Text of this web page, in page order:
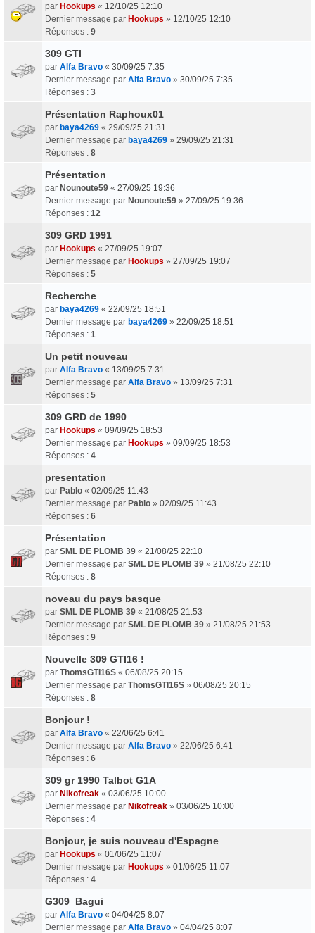
par Hookups « 12/10/25 12:10
Dernier message par Hookups » 12/10/25 12:10
Réponses : 9
309 GTI
par Alfa Bravo « 30/09/25 7:35
Dernier message par Alfa Bravo » 30/09/25 7:35
Réponses : 3
Présentation Raphoux01
par baya4269 « 29/09/25 21:31
Dernier message par baya4269 » 29/09/25 21:31
Réponses : 8
Présentation
par Nounoute59 « 27/09/25 19:36
Dernier message par Nounoute59 » 27/09/25 19:36
Réponses : 12
309 GRD 1991
par Hookups « 27/09/25 19:07
Dernier message par Hookups » 27/09/25 19:07
Réponses : 5
Recherche
par baya4269 « 22/09/25 18:51
Dernier message par baya4269 » 22/09/25 18:51
Réponses : 1
Un petit nouveau
par Alfa Bravo « 13/09/25 7:31
Dernier message par Alfa Bravo » 13/09/25 7:31
Réponses : 5
309 GRD de 1990
par Hookups « 09/09/25 18:53
Dernier message par Hookups » 09/09/25 18:53
Réponses : 4
presentation
par Pablo « 02/09/25 11:43
Dernier message par Pablo » 02/09/25 11:43
Réponses : 6
Présentation
par SML DE PLOMB 39 « 21/08/25 22:10
Dernier message par SML DE PLOMB 39 » 21/08/25 22:10
Réponses : 8
noveau du pays basque
par SML DE PLOMB 39 « 21/08/25 21:53
Dernier message par SML DE PLOMB 39 » 21/08/25 21:53
Réponses : 9
Nouvelle 309 GTI16 !
par ThomsGTI16S « 06/08/25 20:15
Dernier message par ThomsGTI16S » 06/08/25 20:15
Réponses : 8
Bonjour !
par Alfa Bravo « 22/06/25 6:41
Dernier message par Alfa Bravo » 22/06/25 6:41
Réponses : 6
309 gr 1990 Talbot G1A
par Nikofreak « 03/06/25 10:00
Dernier message par Nikofreak » 03/06/25 10:00
Réponses : 4
Bonjour, je suis nouveau d'Espagne
par Hookups « 01/06/25 11:07
Dernier message par Hookups » 01/06/25 11:07
Réponses : 4
G309_Bagui
par Alfa Bravo « 04/04/25 8:07
Dernier message par Alfa Bravo » 04/04/25 8:07